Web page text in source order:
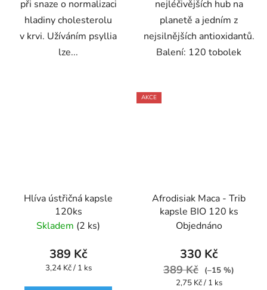
při snaze o normalizaci
hladiny cholesterolu
v krvi. Užíváním psyllia
lze...
nejléčivějších hub na
planetě a jedním z
nejsilnějších antioxidantů.
Balení: 120 tobolek
Hlíva ústřičná kapsle
120ks
Skladem (2 ks)
389 Kč
Měrná
3,24 Kč / 1 ks
AKCE
Afrodisiak Maca - Trib
kapsle BIO 120 ks
Objednáno
330 Kč
389 Kč
(–15 %)
Měrná
2,75 Kč / 1 ks